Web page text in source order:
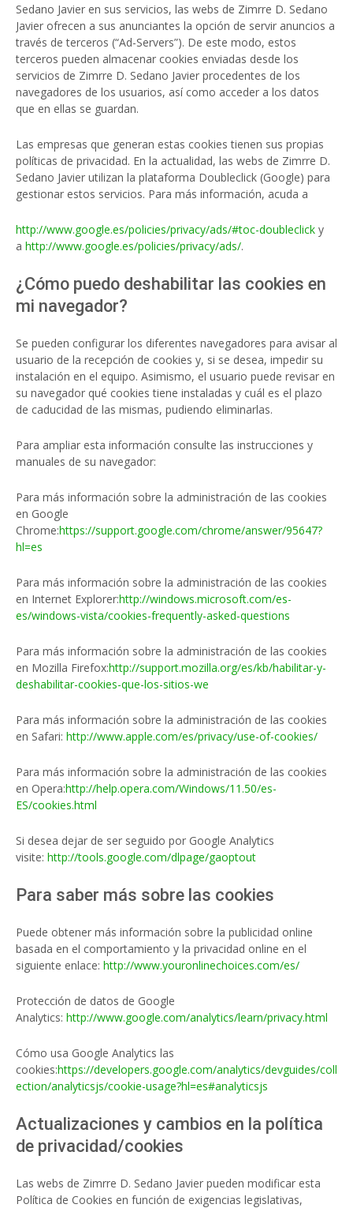
Sedano Javier en sus servicios, las webs de Zimrre D. Sedano
Javier ofrecen a sus anunciantes la opción de servir anuncios a
través de terceros (“Ad-Servers”). De este modo, estos
terceros pueden almacenar cookies enviadas desde los
servicios de Zimrre D. Sedano Javier procedentes de los
navegadores de los usuarios, así como acceder a los datos
que en ellas se guardan.
Las empresas que generan estas cookies tienen sus propias
políticas de privacidad. En la actualidad, las webs de Zimrre D.
Sedano Javier utilizan la plataforma Doubleclick (Google) para
gestionar estos servicios. Para más información, acuda a
http://www.google.es/policies/privacy/ads/#toc-doubleclick y
a http://www.google.es/policies/privacy/ads/.
¿Cómo puedo deshabilitar las cookies en
mi navegador?
Se pueden configurar los diferentes navegadores para avisar al
usuario de la recepción de cookies y, si se desea, impedir su
instalación en el equipo. Asimismo, el usuario puede revisar en
su navegador qué cookies tiene instaladas y cuál es el plazo
de caducidad de las mismas, pudiendo eliminarlas.
Para ampliar esta información consulte las instrucciones y
manuales de su navegador:
Para más información sobre la administración de las cookies
en Google
Chrome:https://support.google.com/chrome/answer/95647?
hl=es
Para más información sobre la administración de las cookies
en Internet Explorer:http://windows.microsoft.com/es-
es/windows-vista/cookies-frequently-asked-questions
Para más información sobre la administración de las cookies
en Mozilla Firefox:http://support.mozilla.org/es/kb/habilitar-y-
deshabilitar-cookies-que-los-sitios-we
Para más información sobre la administración de las cookies
en Safari: http://www.apple.com/es/privacy/use-of-cookies/
Para más información sobre la administración de las cookies
en Opera:http://help.opera.com/Windows/11.50/es-
ES/cookies.html
Si desea dejar de ser seguido por Google Analytics
visite: http://tools.google.com/dlpage/gaoptout
Para saber más sobre las cookies
Puede obtener más información sobre la publicidad online
basada en el comportamiento y la privacidad online en el
siguiente enlace: http://www.youronlinechoices.com/es/
Protección de datos de Google
Analytics: http://www.google.com/analytics/learn/privacy.html
Cómo usa Google Analytics las
cookies:https://developers.google.com/analytics/devguides/coll
ection/analyticsjs/cookie-usage?hl=es#analyticsjs
Actualizaciones y cambios en la política
de privacidad/cookies
Las webs de Zimrre D. Sedano Javier pueden modificar esta
Política de Cookies en función de exigencias legislativas,